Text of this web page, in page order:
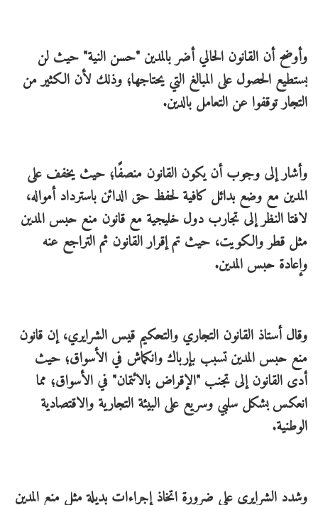
وأوضح أن القانون الحالي أضر بالمدين "حسن النية" حيث لن
يستطيع الحصول على المبالغ التي يحتاجها؛ وذلك لأن الكثير من
التجار توقفوا عن التعامل بالدين.
وأشار إلى وجوب أن يكون القانون منصفًا؛ حيث يخفف على
المدين مع وضع بدائل كافية لحفظ حق الدائن باسترداد أمواله،
لافتا النظر إلى تجارب دول خليجية مع قانون منع حبس المدين
مثل قطر والكويت، حيث تم إقرار القانون ثم التراجع عنه
وإعادة حبس المدين.
وقال أستاذ القانون التجاري والتحكيم قيس الشرايري، إن قانون
منع حبس المدين تسبب بإرباك وانكماش في الأسواق؛ حيث
أدى القانون إلى تجنب "الإقراض بالائتمان" في الأسواق؛ مما
انعكس بشكل سلبي وسريع على البيئة التجارية والاقتصادية
الوطنية.
وشدد الشرايري على ضرورة اتخاذ إجراءات بديلة مثل منع المدين